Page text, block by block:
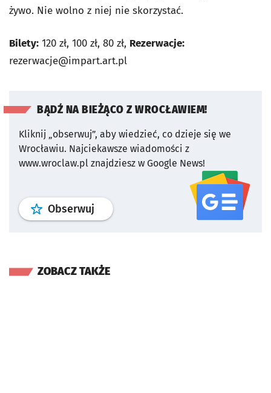
żywo. Nie wolno z niej nie skorzystać.
Bilety: 120 zł, 100 zł, 80 zł, Rezerwacje:
rezerwacje@impart.art.pl
BĄDŹ NA BIEŻĄCO Z WROCŁAWIEM!
Kliknij „obserwuj”, aby wiedzieć, co dzieje się we
Wrocławiu. Najciekawsze wiadomości z
www.wroclaw.pl znajdziesz w Google News!
Obserwuj profil serwisu
ZOBACZ TAKŻE